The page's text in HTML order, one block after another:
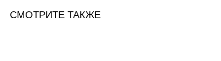
СМОТРИТЕ ТАКЖЕ